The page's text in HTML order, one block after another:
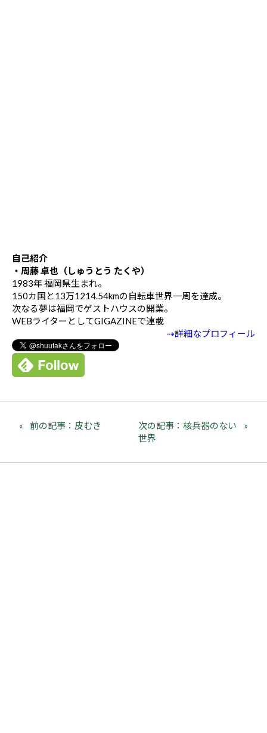
自己紹介
・周藤 卓也（しゅうとう たくや）
1983年 福岡県生まれ。
150カ国と13万1214.54kmの自転車世界一周を達成。
次なる夢は福岡でゲストハウスの開業。
WEBライターとしてGIGAZINEで連載
⇢詳細なプロフィール
前の記事：皮むき
次の記事：核兵器のない
世界